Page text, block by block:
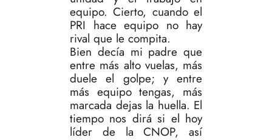
equipo. Cierto, cuando el
PRI hace equipo no hay
rival que le compita.
Bien decía mi padre que
entre más alto vuelas, más
duele el golpe; y entre
más equipo tengas, más
marcada dejas la huella. El
tiempo nos dirá si el hoy
líder de la CNOP, así